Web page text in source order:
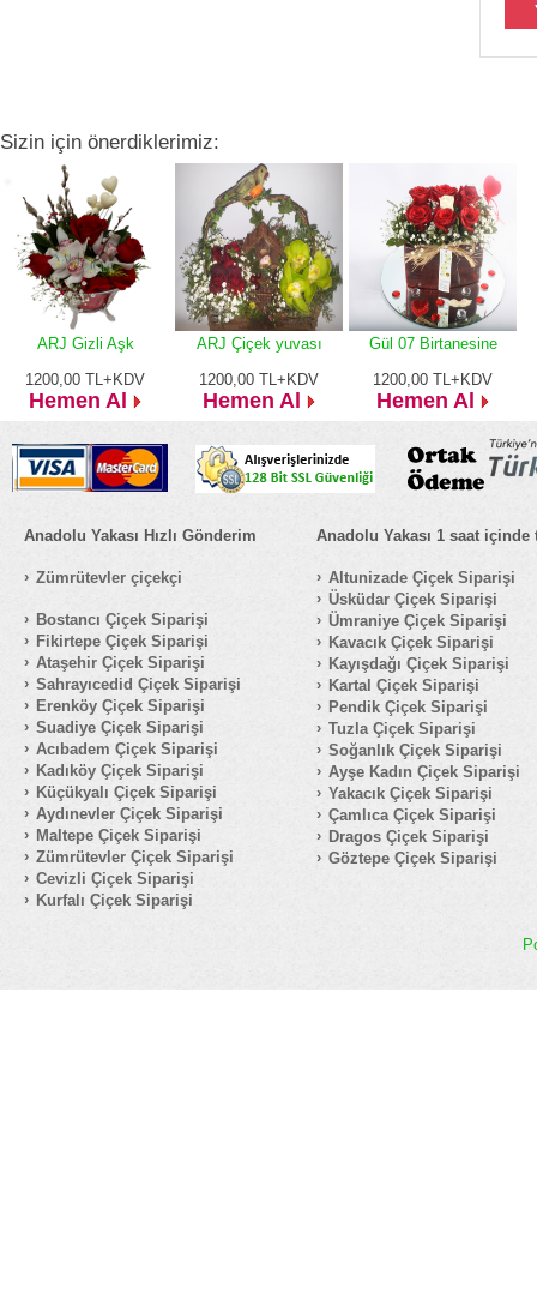
Sizin için önerdiklerimiz:
ARJ Gizli Aşk
1200,00 TL+KDV
Hemen Al
ARJ Çiçek yuvası
1200,00 TL+KDV
Hemen Al
Gül 07 Birtanesine
1200,00 TL+KDV
Hemen Al
Anadolu Yakası Hızlı Gönderim
Zümrütevler çiçekçi
Bostancı Çiçek Siparişi
Fikirtepe Çiçek Siparişi
Ataşehir Çiçek Siparişi
Sahrayıcedid Çiçek Siparişi
Erenköy Çiçek Siparişi
Suadiye Çiçek Siparişi
Acıbadem Çiçek Siparişi
Kadıköy Çiçek Siparişi
Küçükyalı Çiçek Siparişi
Aydınevler Çiçek Siparişi
Maltepe Çiçek Siparişi
Zümrütevler Çiçek Siparişi
Cevizli Çiçek Siparişi
Kurfalı Çiçek Siparişi
Anadolu Yakası 1 saat içinde
Altunizade Çiçek Siparişi
Üsküdar Çiçek Siparişi
Ümraniye Çiçek Siparişi
Kavacık Çiçek Siparişi
Kayışdağı Çiçek Siparişi
Kartal Çiçek Siparişi
Pendik Çiçek Siparişi
Tuzla Çiçek Siparişi
Soğanlık Çiçek Siparişi
Ayşe Kadın Çiçek Siparişi
Yakacık Çiçek Siparişi
Çamlıca Çiçek Siparişi
Dragos Çiçek Siparişi
Göztepe Çiçek Siparişi